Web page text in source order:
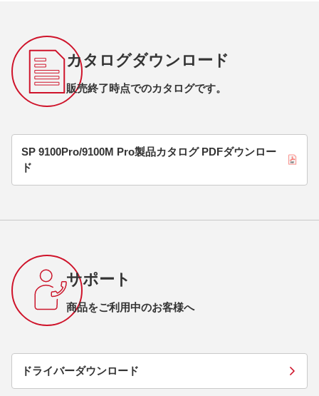
カタログダウンロード
販売終了時点でのカタログです。
SP 9100Pro/9100M Pro製品カタログ PDFダウンロー
ド
サポート
商品をご利用中のお客様へ
ドライバーダウンロード